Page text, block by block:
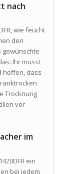
nach
wie feucht
den
gewünschte
Ihr müsst
hoffen, dass
Trocknung
vor
im
ein
bei jedem